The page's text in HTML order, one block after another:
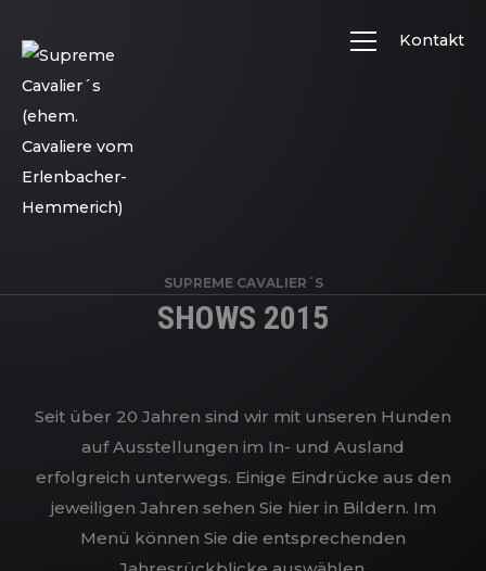
Kontakt
SUPREME CAVALIER´S
SHOWS 2015
Seit über 20 Jahren sind wir mit unseren Hunden
auf Ausstellungen im In- und Ausland
erfolgreich unterwegs. Einige Eindrücke aus den
jeweiligen Jahren sehen Sie hier in Bildern. Im
Menü können Sie die entsprechenden